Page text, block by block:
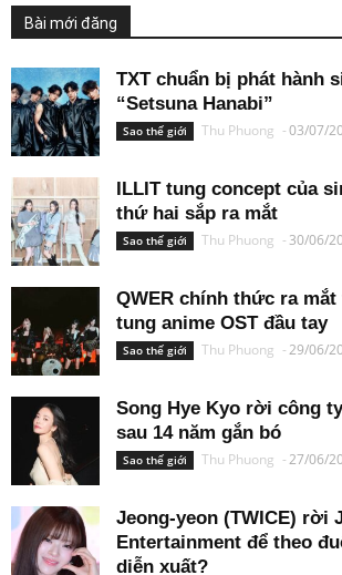
Bài mới đăng
TXT chuẩn bị phát hành
“Setsuna Hanabi”
Sao thế giới Thu Phuong -03/07/
ILLIT tung concept của
thứ hai sắp ra mắt
Sao thế giới Thu Phuong - 30/06/
QWER chính thức ra mắt
tung anime OST đầu tay
Sao thế giới Thu Phuong -29/06/
Song Hye Kyo rời công
sau 14 năm gắn bó
Sao thế giới Thu Phuong -27/06/
Jeong-yeon (TWICE) rời
Entertainment để theo
diễn xuất?